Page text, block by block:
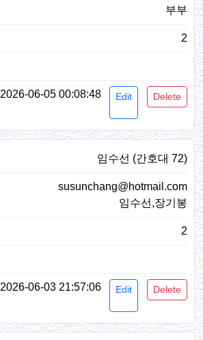
부부
2
2026-06-05 00:08:48 Edit Delete
임수선 (간호대 72)
susunchang@hotmail.com
임수선,장기봉
2
2026-06-03 21:57:06 Edit Delete